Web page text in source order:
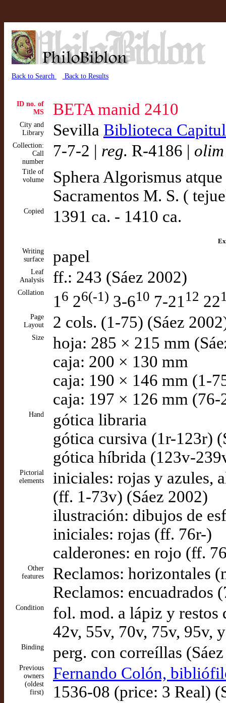
Back to Search Back to Results
ID no. of
MS
BETA manid 2410
City and
Library
Sevilla Biblioteca
Collection:
Call
number
7-7-2 | reg. R-4186 | olim
Title of
volume
Sphera Algorismus
Sacramentos M. S. (
Copied 1391 ca. - 1410 ca.
Writing
surface
papel
Leaf
Analysis
ff.: 243 (Sáez 2002)
Collation 1 6 26(-1) 3-610 7-21 12 22
Page
Layout
2 cols. (1-75) (Sáez
Size
hoja: 285 × 215 mm
caja: 200 × 130 mm
caja: 190 × 146 mm (1-
caja: 197 × 126 mm (76-
Hand
gótica libraria
gótica cursiva (1r-123r)
gótica híbrida (123v-
Pictorial
elements
iniciales: rojas y azules,
(ff. 1-73v) (Sáez 2002)
ilustración: dibujos de
iniciales: rojas (ff. 76r-)
calderones: en rojo (ff.
Other
features
Reclamos: horizontales
Reclamos: encuadrados
Condition
fol. mod. a lápiz y restos
42v, 55v, 70v, 75v, 95v,
Binding perg. con correíllas
Previous
owners
(oldest
first)
Fernando Colón,
1536-08 (price: 3 Real)